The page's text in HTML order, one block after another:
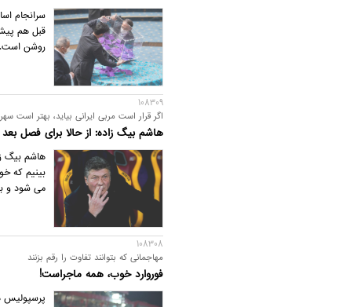
سرانجام
قبل هم
روشن است.
108309
اگر قرار است مربی ایرانی بیاید، بهتر است
هاشم بیگ زاده: از حالا برای فصل بعد
هاشم بیگ
بینیم که
می شود و
108308
مهاجمانی که بتوانند تفاوت را رقم بزنند
فوروارد خوب، همه ماجراست!
پرسپولیس